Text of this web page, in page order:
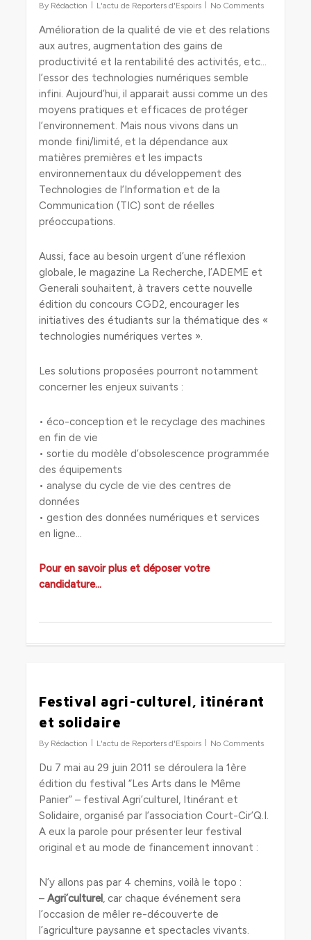
By Rédaction L'actu de Reporters d'Espoirs No Comments
Amélioration de la qualité de vie et des relations
aux autres, augmentation des gains de
productivité et la rentabilité des activités, etc…
l’essor des technologies numériques semble
infini. Aujourd’hui, il apparait aussi comme un des
moyens pratiques et efficaces de protéger
l’environnement. Mais nous vivons dans un
monde fini/limité, et la dépendance aux
matières premières et les impacts
environnementaux du développement des
Technologies de l’Information et de la
Communication (TIC) sont de réelles
préoccupations.
Aussi, face au besoin urgent d’une réflexion
globale, le magazine La Recherche, l’ADEME et
Generali souhaitent, à travers cette nouvelle
édition du concours CGD2, encourager les
initiatives des étudiants sur la thématique des «
technologies numériques vertes ».
Les solutions proposées pourront notamment
concerner les enjeux suivants :
• éco-conception et le recyclage des machines
en fin de vie
• sortie du modèle d’obsolescence programmée
des équipements
• analyse du cycle de vie des centres de
données
• gestion des données numériques et services
en ligne…
Pour en savoir plus et déposer votre
candidature…
Festival agri-culturel, itinérant
et solidaire
By Rédaction L'actu de Reporters d'Espoirs No Comments
Du 7 mai au 29 juin 2011 se déroulera la 1ère
édition du festival “Les Arts dans le Même
Panier” – festival Agri’culturel, Itinérant et
Solidaire, organisé par l’association Court-Cir’Q.I.
A eux la parole pour présenter leur festival
original et au mode de financement innovant :
N’y allons pas par 4 chemins, voilà le topo :
–Agri’culturel, car chaque événement sera
l’occasion de mêler re-découverte de
l’agriculture paysanne et spectacles vivants.